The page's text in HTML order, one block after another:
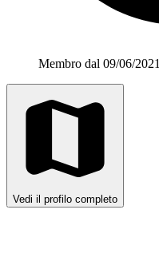
Membro dal 09/06/2021
Vedi il profilo completo